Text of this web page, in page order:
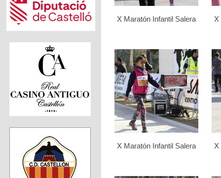
X Maratón Infantil Salera X
X Maratón Infantil Salera X